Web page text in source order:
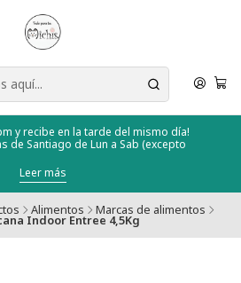
y recibe en la tarde del mismo día!
de Santiago de Lun a Sab (excepto
Leer más
Alimentos Marcas de alimentos
Indoor Entree 4,5Kg